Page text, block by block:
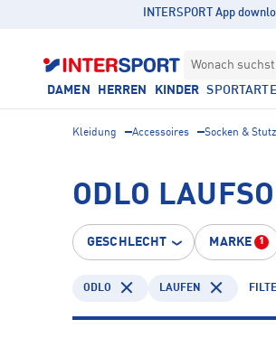
INTERSPORT App
Wonach
DAMEN HERREN KINDER
Kleidung Accessoires Socken &
ODLO
GESCHLECHT MARKE 1
ODLO LAUFEN